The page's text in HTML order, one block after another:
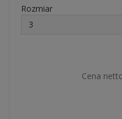
Rozmiar
3
Cena